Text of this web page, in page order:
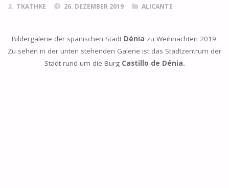
TKATHKE 26. DEZEMBER 2019 ALICANTE
Bildergalerie der spanischen Stadt Dénia zu Weihnachten 2019.
Zu sehen in der unten stehenden Galerie ist das Stadtzentrum der
Stadt rund um die Burg Castillo de Dénia.